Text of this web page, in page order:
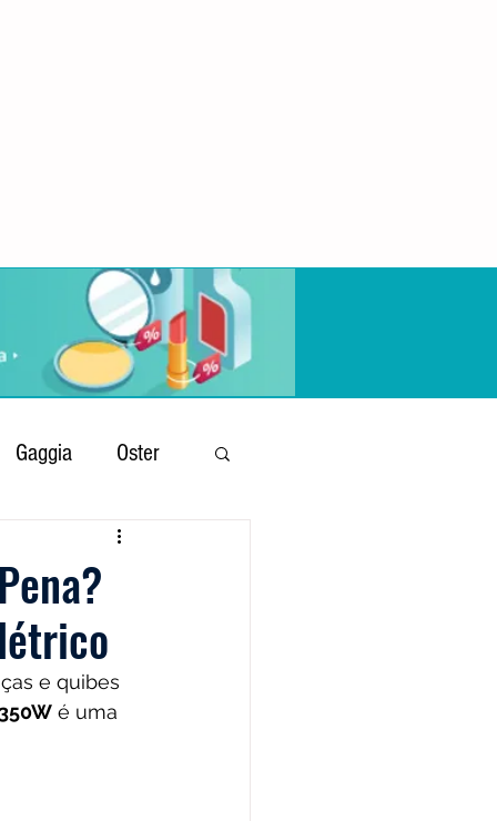
Gaggia Oster
Cafeteira Italiana
Moedor
Philips Walita
e quibes
é uma